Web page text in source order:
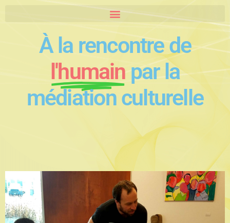
À la rencontre de
l'humain par la
médiation culturelle